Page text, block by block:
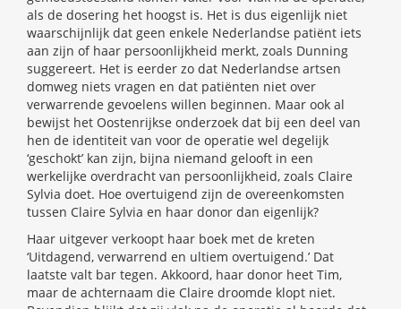
als de dosering het hoogst is. Het is dus eigenlijk niet
waarschijnlijk dat geen enkele Nederlandse patiënt iets
aan zijn of haar persoonlijkheid merkt, zoals Dunning
suggereert. Het is eerder zo dat Nederlandse artsen
domweg niets vragen en dat patiënten niet over
verwarrende gevoelens willen beginnen. Maar ook al
bewijst het Oostenrijkse onderzoek dat bij een deel van
hen de identiteit van voor de operatie wel degelijk
‘geschokt’ kan zijn, bijna niemand gelooft in een
werkelijke overdracht van persoonlijkheid, zoals Claire
Sylvia doet. Hoe overtuigend zijn de overeenkomsten
tussen Claire Sylvia en haar donor dan eigenlijk?
Haar uitgever verkoopt haar boek met de kreten
‘Uitdagend, verwarrend en ultiem overtuigend.’ Dat
laatste valt bar tegen. Akkoord, haar donor heet Tim,
maar de achternaam die Claire droomde klopt niet.